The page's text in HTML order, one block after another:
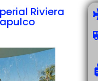
Riviera